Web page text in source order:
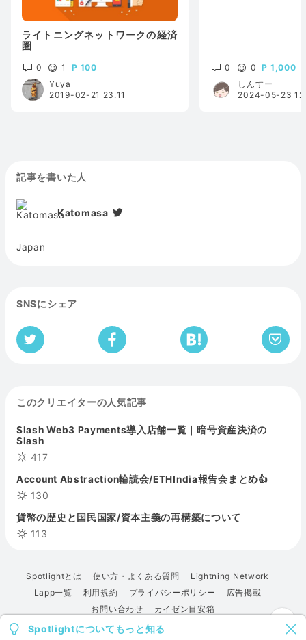
Spotlightについてもっと知る
ライトニングネットワークの経済
圏
0 1
100
Yuya
2019-02-21 23:11
0 0
1,000
しんすー
2024-05-23
記事を書いた人
Katomasa
Japan
SNSにシェア
このクリエイターの人気記事
Slash Web3 Payments導入店舗一覧｜暗号資産決済の
Slash
417
Account Abstraction輪読会/ETHIndia報告会まとめ👍
130
貨幣の歴史と国民国家/資本主義の再構築について
113
Spotlightとは 使い方・よくある質問
Lightning Network
Lapp一覧
利用規約 プライバシーポリシー
広告掲載
お問い合わせ
カイゼン目安箱
© 2022 Spotlight